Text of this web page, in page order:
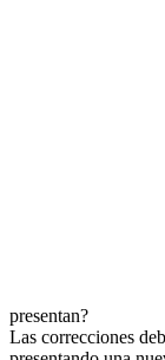
presentan?
Las correcciones